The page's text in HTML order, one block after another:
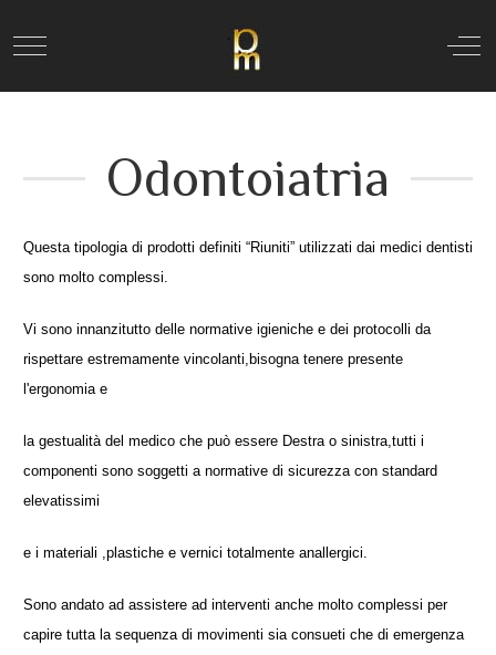
Mobile Menu Toggle Off-
Odontoiatria
Questa tipologia di prodotti definiti “Riuniti” utilizzati dai medici dentisti
sono molto complessi.
Vi sono innanzitutto delle normative igieniche e dei protocolli da
rispettare estremamente vincolanti,bisogna tenere presente
l'ergonomia e
la gestualità del medico che può essere Destra o sinistra,tutti i
componenti sono soggetti a normative di sicurezza con standard
elevatissimi
e i materiali ,plastiche e vernici totalmente anallergici.
Sono andato ad assistere ad interventi anche molto complessi per
capire tutta la sequenza di movimenti sia consueti che di emergenza